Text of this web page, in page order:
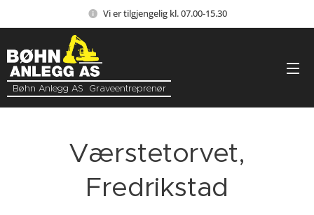
Vi er tilgjengelig kl. 07.00-15.30
Bøhn Anlegg AS Graveentreprenør
Værstetorvet,
Fredrikstad